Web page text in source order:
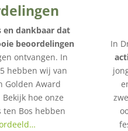
dankbaar dat
beoordelingen
ontvangen. In
hebben wij van
Golden Award
hoe onze
ten Bos hebben
In